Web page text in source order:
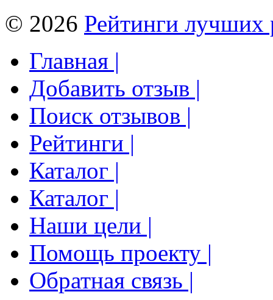
© 2026 Рейтинги лучших
Главная |
Добавить отзыв |
Поиск отзывов |
Рейтинги |
Каталог |
Каталог |
Наши цели |
Помощь проекту |
Обратная связь |